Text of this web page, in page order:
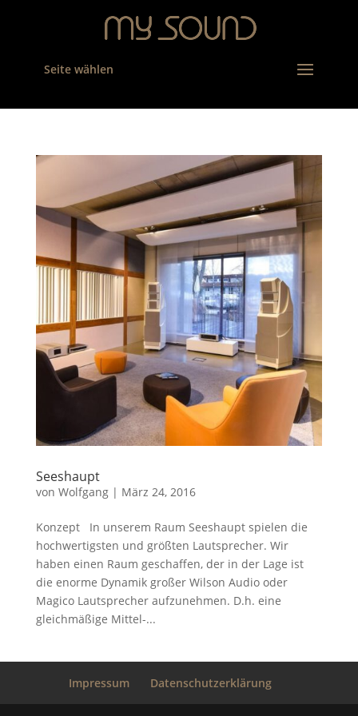
Seite wählen
Seeshaupt
von Wolfgang| März 24, 2016
Konzept In unserem Raum Seeshaupt spielen die
hochwertigsten und größten Lautsprecher. Wir
haben einen Raum geschaffen, der in der Lage ist
die enorme Dynamik großer Wilson Audio oder
Magico Lautsprecher aufzunehmen. D.h. eine
gleichmäßige Mittel-...
Impressum Datenschutzerklärung